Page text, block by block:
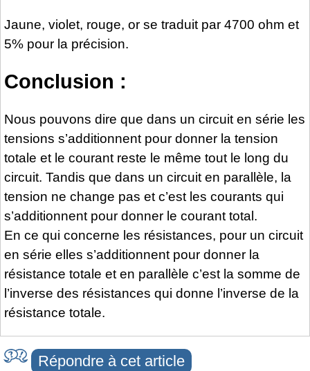
Jaune, violet, rouge, or se traduit par 4700 ohm et
5% pour la précision.
Conclusion :
Nous pouvons dire que dans un circuit en série les
tensions s’additionnent pour donner la tension
totale et le courant reste le même tout le long du
circuit. Tandis que dans un circuit en parallèle, la
tension ne change pas et c’est les courants qui
s’additionnent pour donner le courant total.
En ce qui concerne les résistances, pour un circuit
en série elles s’additionnent pour donner la
résistance totale et en parallèle c’est la somme de
l’inverse des résistances qui donne l’inverse de la
résistance totale.
Répondre à cet article